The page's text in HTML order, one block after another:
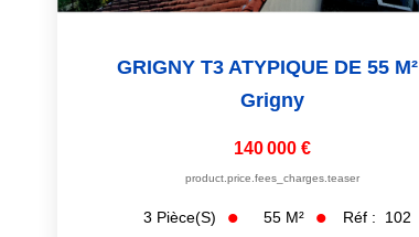
GRIGNY T3 ATYPIQUE DE 55 M²
Grigny
140 000 €
product.price.fees_charges.teaser
3 Pièce(s) 55 M² Réf : 102